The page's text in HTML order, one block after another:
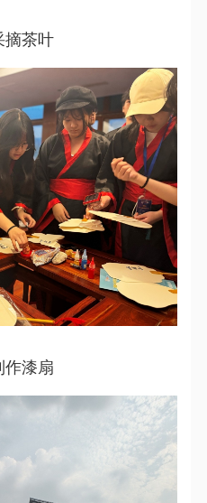
摘茶叶
作漆扇